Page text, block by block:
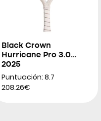
Black Crown
Hurricane Pro 3.0
2025
Puntuación: 8.7
208.26€